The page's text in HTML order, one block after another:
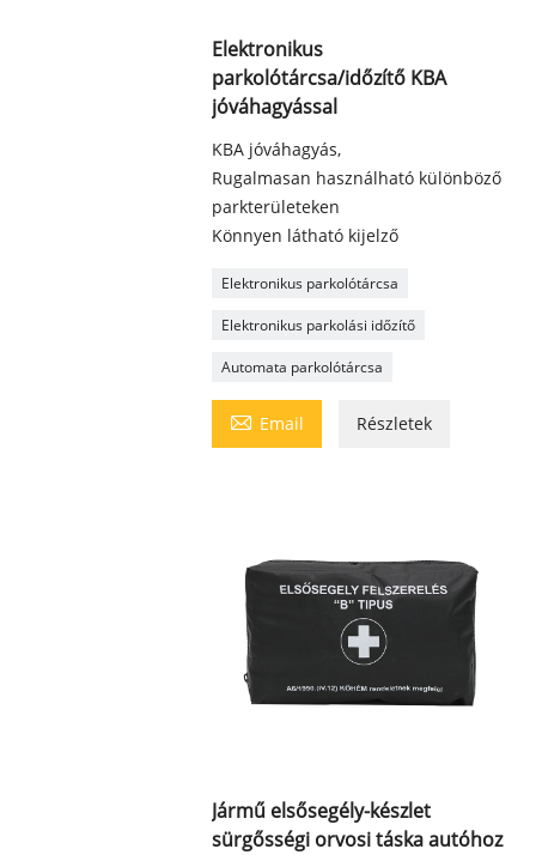
Elektronikus
parkolótárcsa/időzítő KBA
jóváhagyással
KBA jóváhagyás,
Rugalmasan használható különböző
parkterületeken
Könnyen látható kijelző
Elektronikus parkolótárcsa
Elektronikus parkolási időzítő
Automata parkolótárcsa
 Email Részletek
Jármű elsősegély-készlet
sürgősségi orvosi táska autóhoz